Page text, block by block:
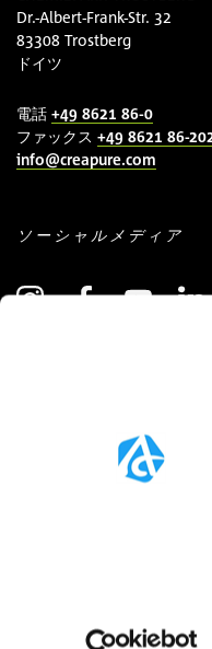
Dr.-Albert-Frank-Str. 32
83308 Trostberg
ドイツ
電話 +49 8621 86-0
ファックス +49 8621 86-
info@creapure.com
ソーシャルメディア